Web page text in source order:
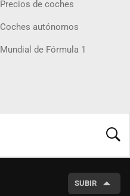
Precios de coches
Coches autónomos
Mundial de Fórmula 1
SUBIR